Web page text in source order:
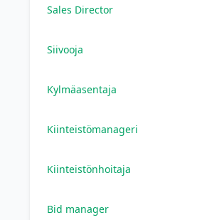
Sales Director
Siivooja
Kylmäasentaja
Kiinteistömanageri
Kiinteistönhoitaja
Bid manager